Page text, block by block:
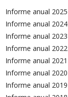
Informe anual 2025
Informe anual 2024
Informe anual 2023
Informe anual 2022
Informe anual 2021
Informe anual 2020
Informe anual 2019